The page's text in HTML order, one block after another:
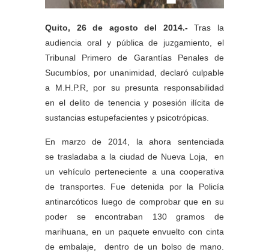
Quito, 26 de agosto del 2014.-Tras la
audiencia oral y pública de juzgamiento, el
Tribunal Primero de Garantías Penales de
Sucumbíos, por unanimidad, declaró culpable
a M.H.P.R, por su presunta responsabilidad
en el delito de tenencia y posesión ilícita de
sustancias estupefacientes y psicotrópicas.
En marzo de 2014, la ahora sentenciada
se trasladaba a la ciudad de Nueva Loja, en
un vehículo perteneciente a una cooperativa
de transportes. Fue detenida por la Policía
antinarcóticos luego de comprobar que en su
poder se encontraban 130 gramos de
marihuana, en un paquete envuelto con cinta
de embalaje, dentro de un bolso de mano.